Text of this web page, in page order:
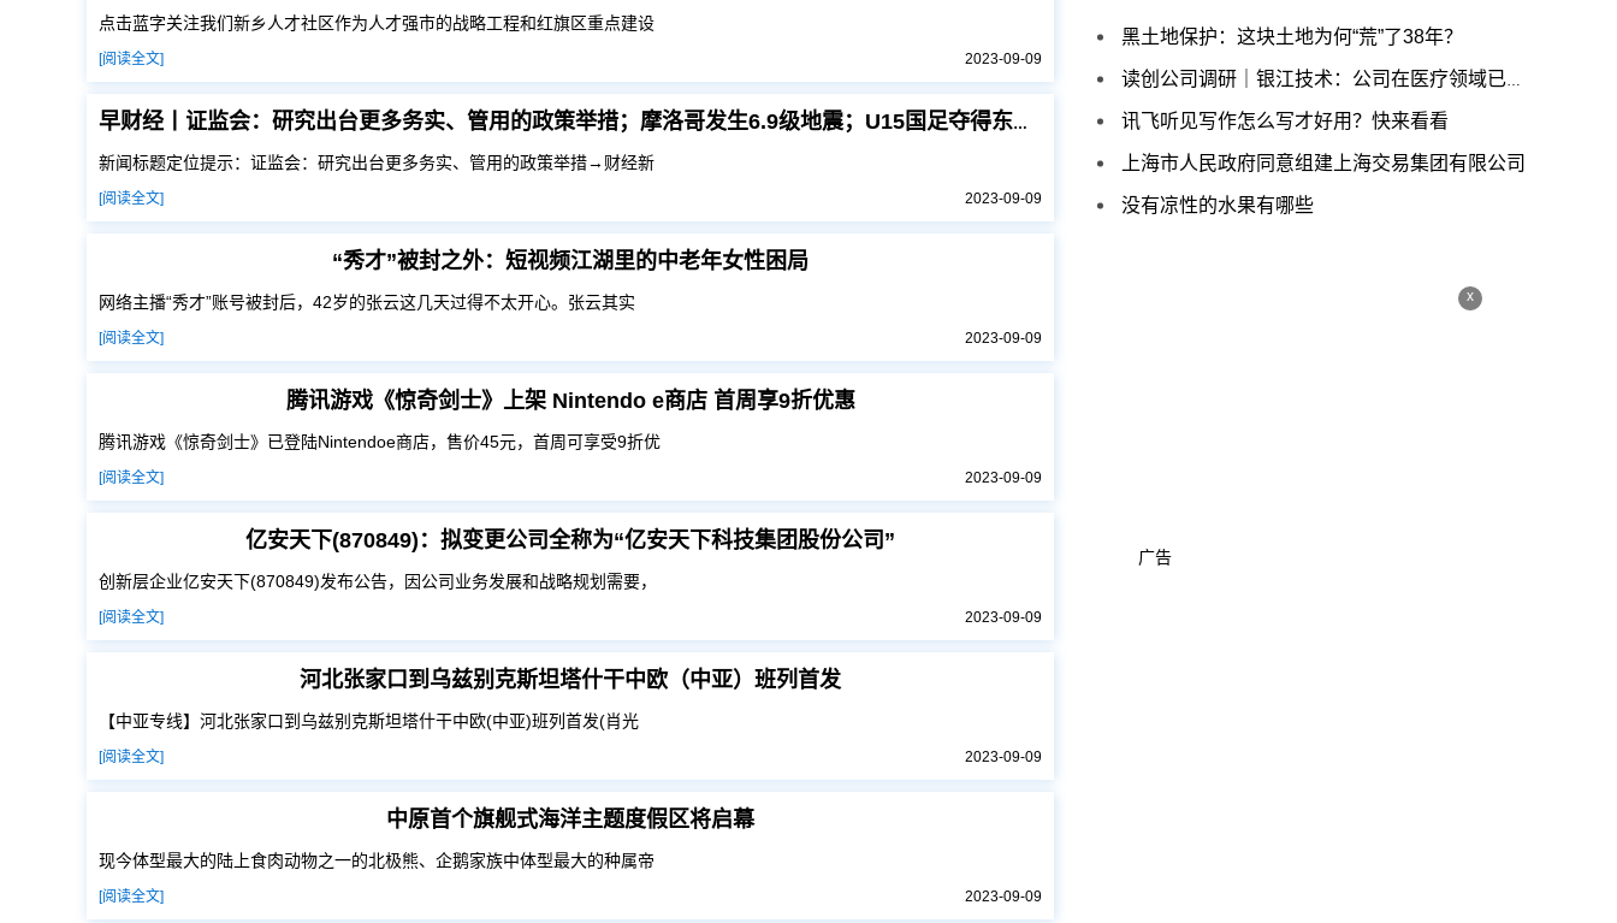
点击蓝字关注我们新乡人才社区作为人才强市的战略工程和红旗区重点建设
[阅读全文] 2023-09-09
早财经丨证监会：研究出台更多务实、管用的政策举措；摩洛哥发生6.9级地震；U15国足夺得东亚杯冠军
新闻标题定位提示：证监会：研究出台更多务实、管用的政策举措→财经新
[阅读全文] 2023-09-09
“秀才”被封之外：短视频江湖里的中老年女性困局
网络主播“秀才”账号被封后，42岁的张云这几天过得不太开心。张云其实
[阅读全文] 2023-09-09
腾讯游戏《惊奇剑士》上架 Nintendo e商店 首周享9折优惠
腾讯游戏《惊奇剑士》已登陆Nintendoe商店，售价45元，首周可享受9折优
[阅读全文] 2023-09-09
亿安天下(870849)：拟变更公司全称为“亿安天下科技集团股份公司”
创新层企业亿安天下(870849)发布公告，因公司业务发展和战略规划需要，
[阅读全文] 2023-09-09
河北张家口到乌兹别克斯坦塔什干中欧（中亚）班列首发
【中亚专线】河北张家口到乌兹别克斯坦塔什干中欧(中亚)班列首发(肖光
[阅读全文] 2023-09-09
中原首个旗舰式海洋主题度假区将启幕
现今体型最大的陆上食肉动物之一的北极熊、企鹅家族中体型最大的种属帝
[阅读全文] 2023-09-09
黑土地保护：这块土地为何“荒”了38年？
读创公司调研｜银江技术：公司在医疗领域已形成全域健康生态链 与华为合作积累了众多大型成功案例
讯飞听见写作怎么写才好用？快来看看
上海市人民政府同意组建上海交易集团有限公司
没有凉性的水果有哪些
x
广告